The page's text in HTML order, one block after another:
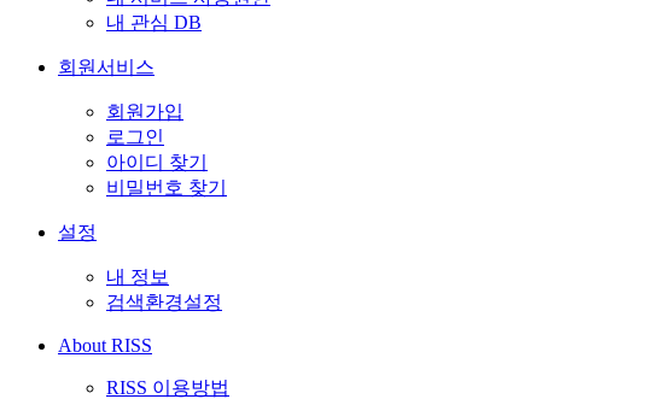
내 관심 DB
회원서비스
회원가입
로그인
아이디 찾기
비밀번호 찾기
설정
내 정보
검색환경설정
About RISS
RISS 이용방법